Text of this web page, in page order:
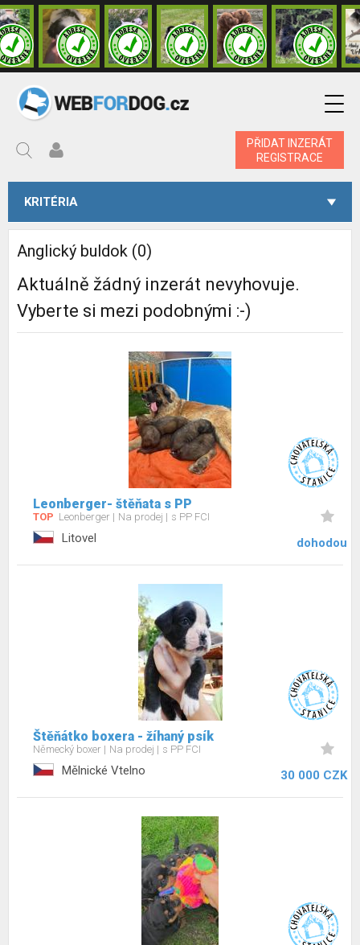
PŘIDAT INZERÁT
REGISTRACE
KRITÉRIA
Anglický buldok (0)
Aktuálně žádný inzerát nevyhovuje.
Vyberte si mezi podobnými :-)
Leonberger- štěňata s PP
TOP Leonberger Na prodej s PP FCI
Litovel dohodou
Štěňátko boxera - žíhaný psík
Německý boxer Na prodej s PP FCI
Mělnické Vtelno 30 000 CZK